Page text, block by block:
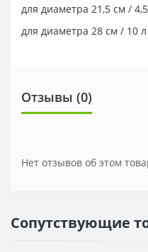
для диаметра 21,5 см /
для диаметра 28 см / 10
Отзывы (0)
Нет отзывов об этом
Сопутствующие